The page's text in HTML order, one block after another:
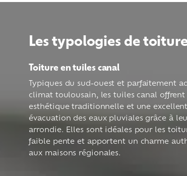
Les typologies de
Toiture en tuiles canal
Typiques du sud-ouest et parfaitement
climat toulousain, les tuiles canal offrent
esthétique traditionnelle et une
évacuation des eaux pluviales grâce à
arrondie. Elles sont idéales pour les
faible pente et apportent un charme
aux maisons régionales.